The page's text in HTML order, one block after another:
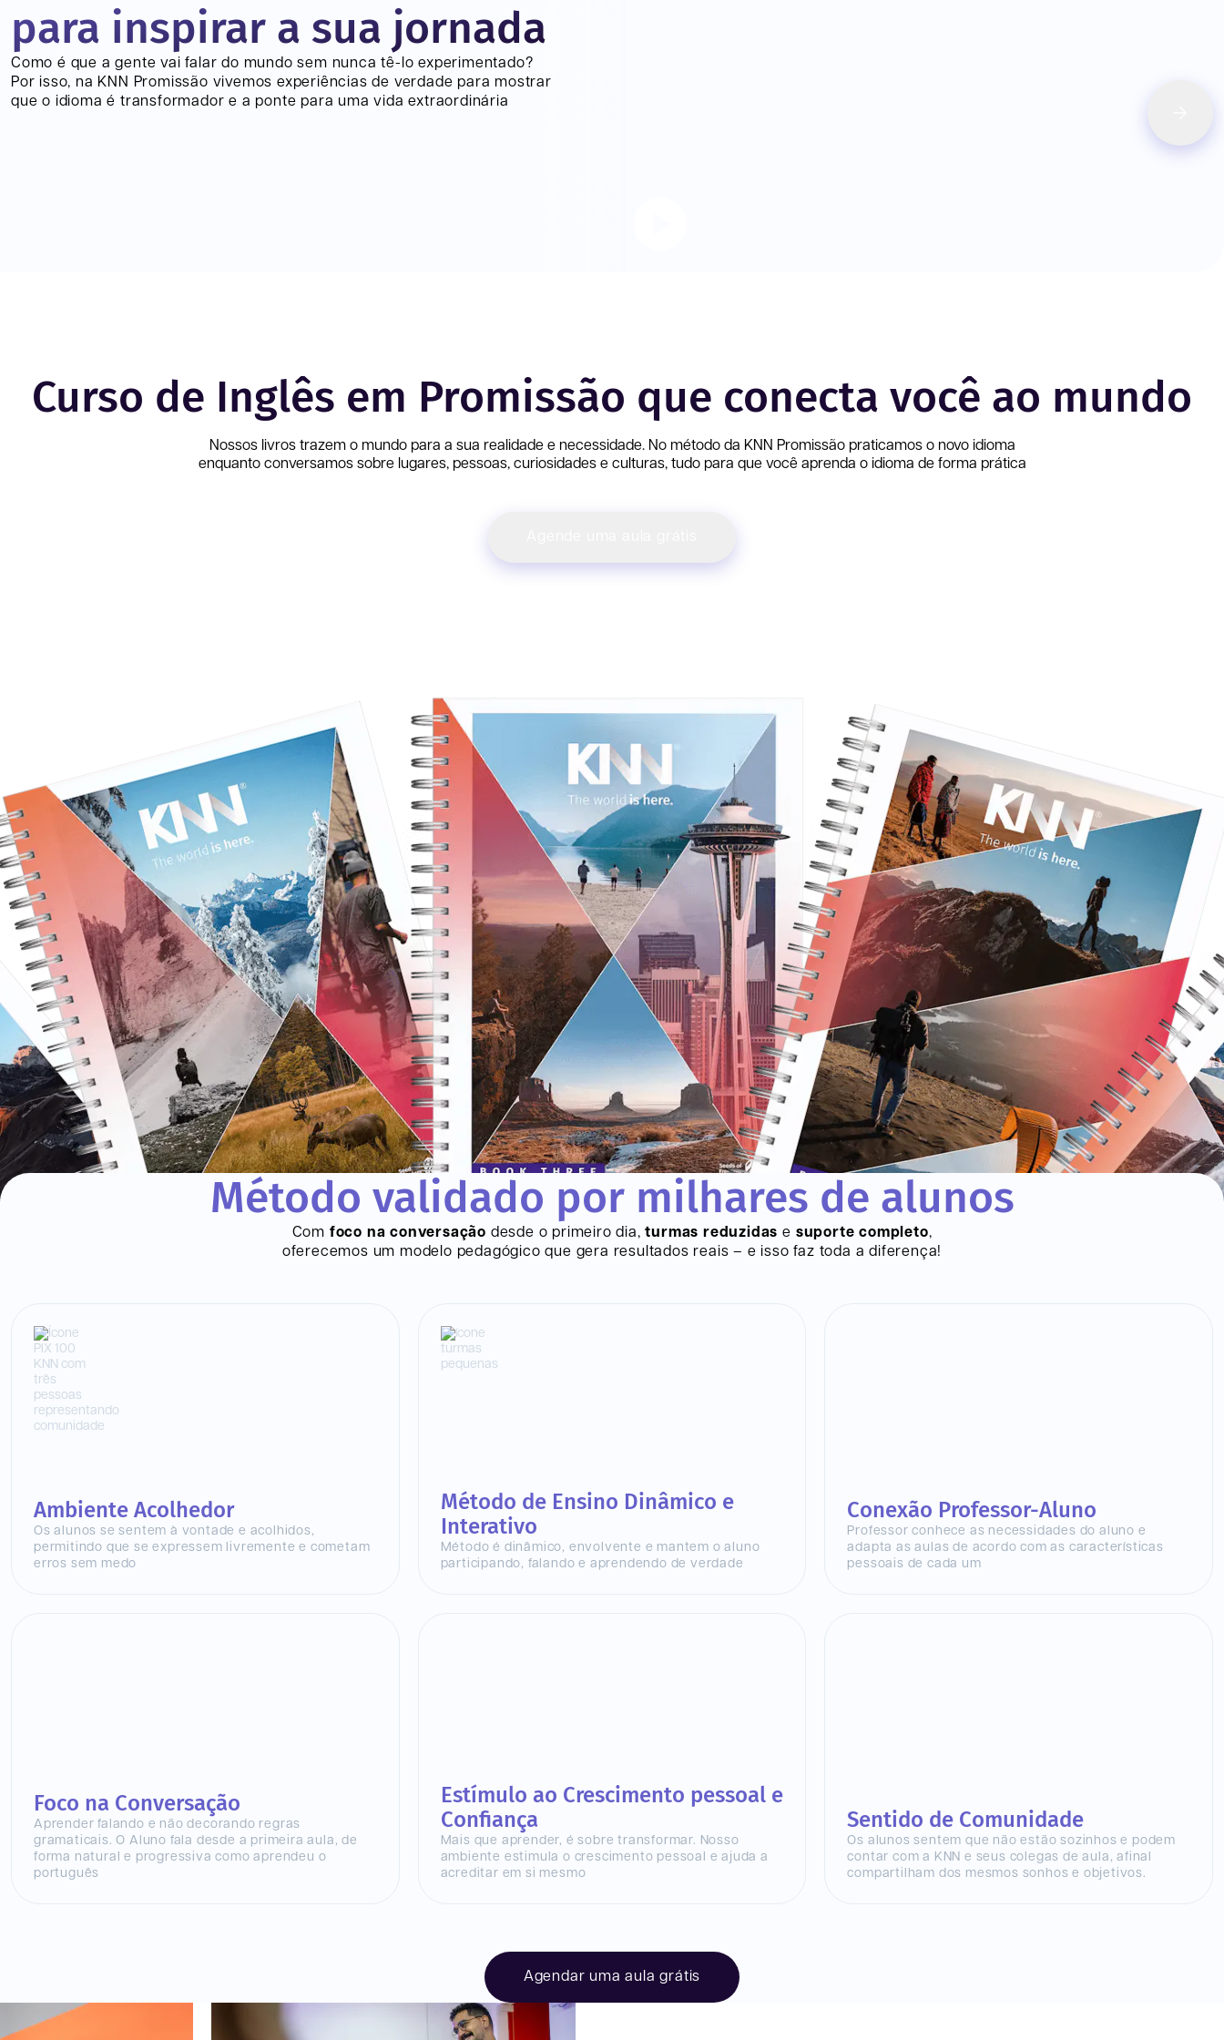
para inspirar a sua jornada
Como é que a gente vai falar do mundo sem nunca tê-lo experimentado?
Por isso, na KNN Promissão vivemos experiências de verdade para mostrar
que o idioma é transformador e a ponte para uma vida extraordinária
Curso de Inglês em Promissão que conecta você ao mundo
Nossos livros trazem o mundo para a sua realidade e necessidade. No método da KNN Promissão praticamos o novo idioma
enquanto conversamos sobre lugares, pessoas, curiosidades e culturas, tudo para que você aprenda o idioma de forma prática
Método validado por milhares de alunos
Com foco na conversação desde o primeiro dia, turmas reduzidas e suporte completo,
oferecemos um modelo pedagógico que gera resultados reais – e isso faz toda a diferença!
Ambiente Acolhedor
Os alunos se sentem à vontade e acolhidos,
permitindo que se expressem livremente e cometam
erros sem medo
Método de Ensino Dinâmico e
Interativo
Método é dinâmico, envolvente e mantem o aluno
participando, falando e aprendendo de verdade
Conexão Professor-Aluno
Professor conhece as necessidades do aluno e
adapta as aulas de acordo com as características
pessoais de cada um
Foco na Conversação
Aprender falando e não decorando regras
gramaticais. O Aluno fala desde a primeira aula, de
forma natural e progressiva como aprendeu o
português
Estímulo ao Crescimento pessoal e
Confiança
Mais que aprender, é sobre transformar. Nosso
ambiente estimula o crescimento pessoal e ajuda a
acreditar em si mesmo
Sentido de Comunidade
Os alunos sentem que não estão sozinhos e podem
contar com a KNN e seus colegas de aula, afinal
compartilham dos mesmos sonhos e objetivos.
Agendar uma aula grátis